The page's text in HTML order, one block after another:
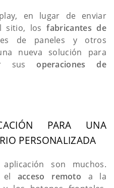
en lugar de enviar
sitio, losfabricantes de
de paneles y otros
nueva solución para
susoperaciones de
PARA UNA
PERSONALIZADA
son muchos.
el acceso remoto a la